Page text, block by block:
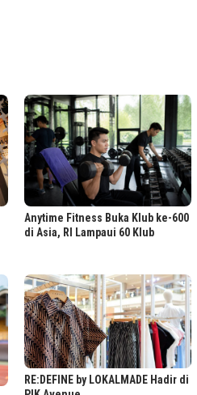
Anytime Fitness Buka Klub ke-600
di Asia, RI Lampaui 60 Klub
RE:DEFINE by LOKALMADE Hadir di